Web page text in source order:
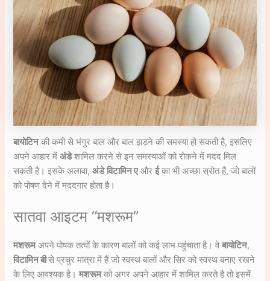
बायोटिनकी कमी से भंगुर बाल और बाल झड़ने की समस्या हो सकती है, इसलिए
अपने आहार मेंअंडेशामिल करने से इन समस्याओं को रोकने में मदद मिल
सकती है। इसके अलावा,अंडे विटामिन एऔरईका भी अच्छा स्रोत हैं, जो बालों
को पोषण देने में मददगार होता है।
सातवा आइटम “मशरूम”
मशरूमअपने पोषक तत्वों के कारण बालों को कई लाभ पहुंचाता है। वेबायोटिन,
विटामिन बीसे प्रचुर मात्रा में हैं जो स्वस्थ बालों और सिर को स्वस्थ बनाए रखने
के लिए आवश्यक है।मशरूमको अगर अपने आहार में शामिल करते है तो इसमें